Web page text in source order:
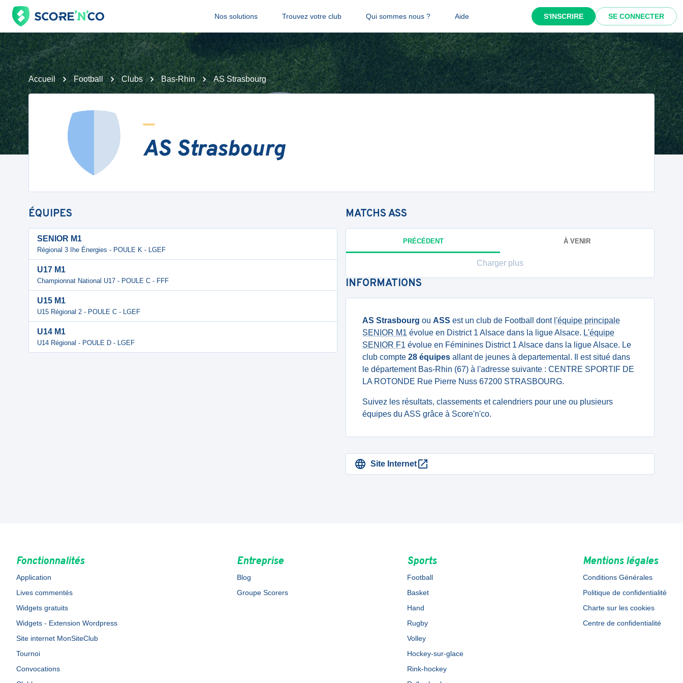
Nos solutions Trouvez votre club Qui sommes nous ? Aide S'INSCRIRE SE CONNECTER
Accueil Football Clubs Bas-Rhin AS Strasbourg
AS Strasbourg
ÉQUIPES
SENIOR M1
Régional 3 Ihe Énergies - POULE K - LGEF
U17 M1
Championnat National U17 - POULE C - FFF
U15 M1
U15 Régional 2 - POULE C - LGEF
U14 M1
U14 Régional - POULE D - LGEF
MATCHSASS
PRÉCÉDENT À VENIR
Charger plus
INFORMATIONS
AS Strasbourg ou ASS est un club de Football dont l'équipe principale
SENIOR M1 évolue en District 1 Alsace dans la ligue Alsace. L'équipe
SENIOR F1 évolue en Féminines District 1 Alsace dans la ligue Alsace. Le
club compte 28 équipes allant de jeunes à departemental. Il est situé dans
le département Bas-Rhin (67) à l'adresse suivante : CENTRE SPORTIF DE
LA ROTONDE Rue Pierre Nuss 67200 STRASBOURG.
Suivez les résultats, classements et calendriers pour une ou plusieurs
équipes du ASS grâce à Score'n'co.
Site Internet
Fonctionnalités
Application
Lives commentés
Widgets gratuits
Widgets - Extension Wordpress
Site internet MonSiteClub
Tournoi
Convocations
Entreprise
Blog
Groupe Scorers
Sports
Football
Basket
Hand
Rugby
Volley
Hockey-sur-glace
Rink-hockey
Mentions légales
Conditions Générales
Politique de confidentialité
Charte sur les cookies
Centre de confidentialité